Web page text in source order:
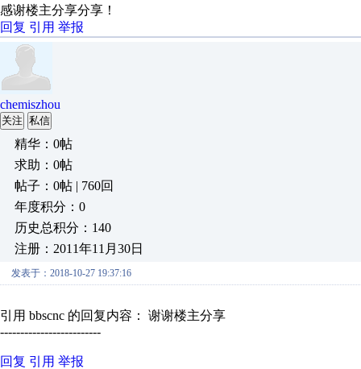
感谢楼主分享分享！
回复 引用 举报
chemiszhou
关注 私信
精华：0帖
求助：0帖
帖子：0帖 | 760回
年度积分：0
历史总积分：140
注册：2011年11月30日
发表于：2018-10-27 19:37:16
引用 bbscnc 的回复内容： 谢谢楼主分享
-------------------------
回复 引用 举报